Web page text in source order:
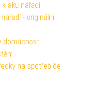
k aku nářadí
- originální
domácnosti
na spotřebiče